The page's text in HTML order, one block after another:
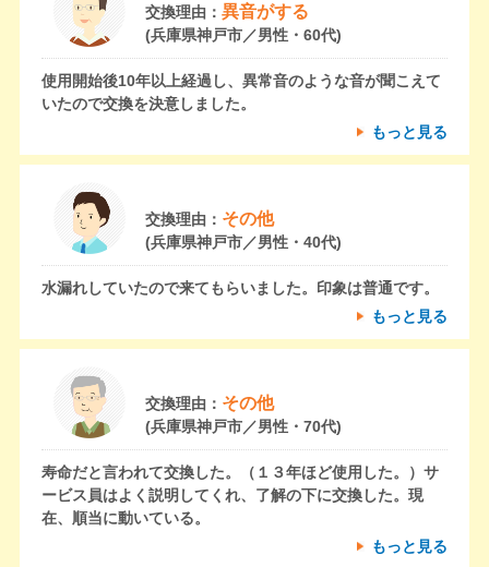
交換理由： 異音がする
(兵庫県神戸市／男性・60代)
使用開始後10年以上経過し、異常音のような音が聞こえて
いたので交換を決意しました。
もっと見る
交換理由： その他
(兵庫県神戸市／男性・40代)
水漏れしていたので来てもらいました。印象は普通です。
もっと見る
交換理由： その他
(兵庫県神戸市／男性・70代)
寿命だと言われて交換した。（１３年ほど使用した。）サ
ービス員はよく説明してくれ、了解の下に交換した。現
在、順当に動いている。
もっと見る